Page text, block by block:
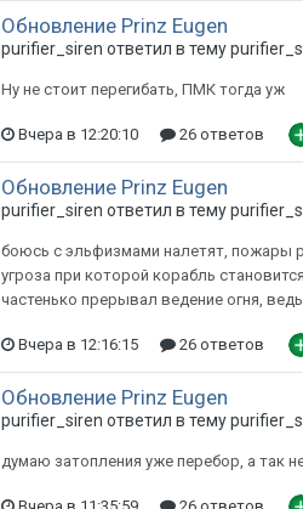
Обновление Prinz Eugen
purifier_siren ответил в тему
Ну не стоит перегибать, ПМК тогда уж
Вчера в 12:20:10 26 ответов
Обновление Prinz Eugen
purifier_siren ответил в тему
боюсь с эльфизмами налетят, пожары
угроза при которой корабль
частенько прерывал ведение огня,
Вчера в 12:16:15 26 ответов
Обновление Prinz Eugen
purifier_siren ответил в тему
думаю затопления уже перебор, а так